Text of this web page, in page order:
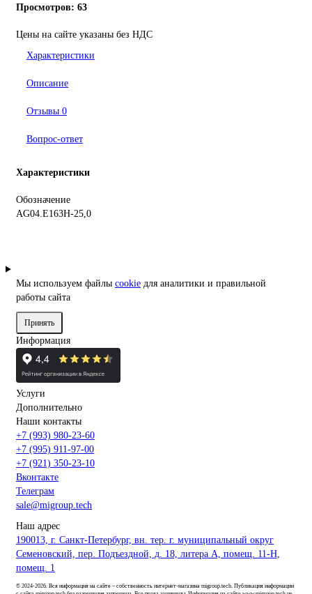
Просмотров: 63
Цены на сайте указаны без НДС
Характеристики
Описание
Отзывы 0
Вопрос-ответ
Характеристики
Обозначение
AG04.E163H-25,0
Мы используем файлы cookie для аналитики и правильной
работы сайта
Принять
Информация
Услуги
Дополнительно
Наши контакты
+7 (993) 980-23-60
+7 (995) 911-97-00
+7 (921) 350-23-10
Вконтакте
Телеграм
sale@migroup.tech
Наш адрес
190013, г. Санкт-Петербург, вн. тер. г. муниципальный округ
Семеновский, пер. Подъездной, д. 18, литера А, помещ. 11-Н,
помещ. 1
© 2024-2026. Вся информация на сайте – собственность интернет-магазина migroup.tech. Публикация информации